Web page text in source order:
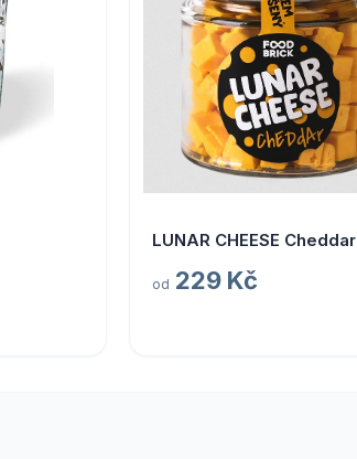
LUNAR CHEESE Cheddar
od 229 Kč